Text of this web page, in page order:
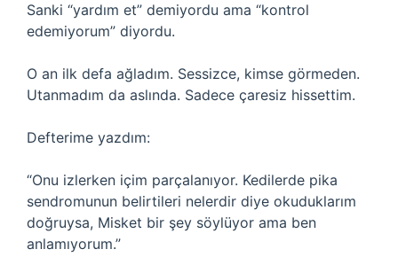
Sanki “yardım et” demiyordu ama “kontrol
edemiyorum” diyordu.
O an ilk defa ağladım. Sessizce, kimse görmeden.
Utanmadım da aslında. Sadece çaresiz hissettim.
Defterime yazdım:
“Onu izlerken içim parçalanıyor. Kedilerde pika
sendromunun belirtileri nelerdir diye okuduklarım
doğruysa, Misket bir şey söylüyor ama ben
anlamıyorum.”